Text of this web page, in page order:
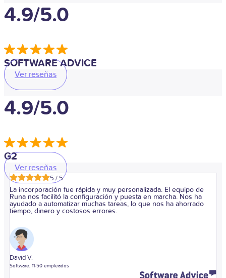
4.9/5.0
SOFTWARE ADVICE
Ver reseñas
4.9/5.0
G2
Ver reseñas
5 / 5
La incorporación fue rápida y muy personalizada. El equipo de
Runa nos facilitó la configuración y puesta en marcha. Nos ha
ayudado a automatizar muchas tareas, lo que nos ha ahorrado
tiempo, dinero y costosos errores.
David V.
Software, 11-50 empleados